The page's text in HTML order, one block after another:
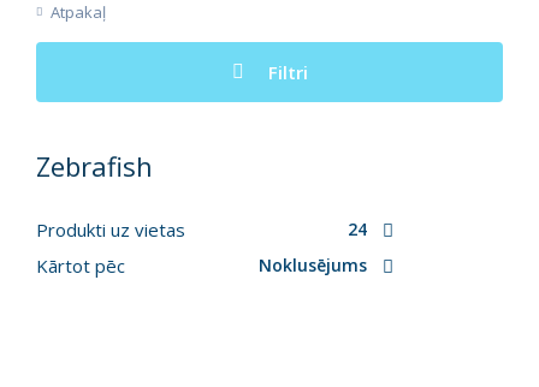
Atpakaļ
Filtri
Zebrafish
Produkti uz vietas 24
Kārtot pēc Noklusējums